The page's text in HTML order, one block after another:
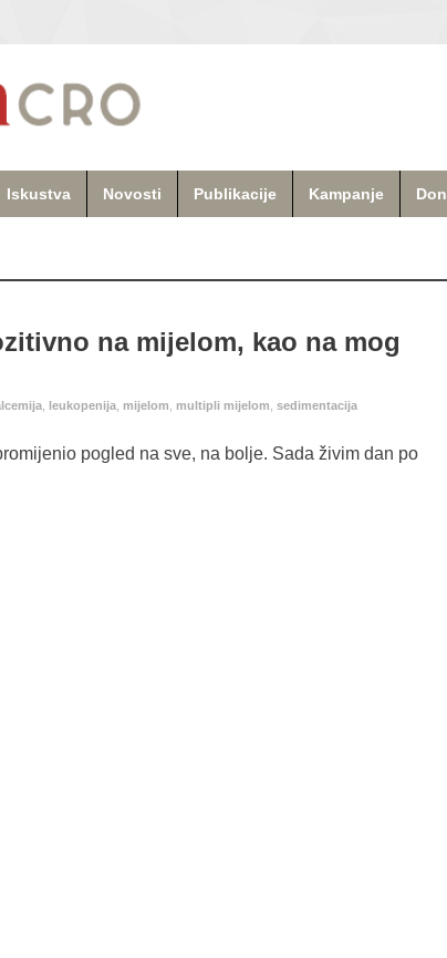
Iskustva Novosti Publikacije Kampanje
na mijelom, kao na mog
leukopenija mijelom multipli mijelom sedimentacija
pogled na sve, na bolje. Sada živim dan po